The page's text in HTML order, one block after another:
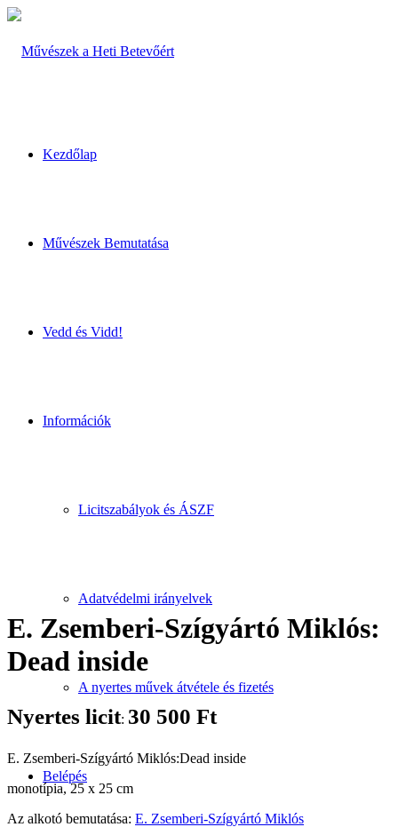
Kezdőlap
Művészek Bemutatása
Vedd és Vidd!
Információk
Licitszabályok és ÁSZF
Adatvédelmi irányelvek
A nyertes művek átvétele és fizetés
Belépés
E. Zsemberi-Szígyártó Miklós:
Dead inside
Nyertes licit: 30 500 Ft
E. Zsemberi-Szígyártó Miklós:Dead inside
monotípia, 25 x 25 cm
Az alkotó bemutatása: E. Zsemberi-Szígyártó Miklós